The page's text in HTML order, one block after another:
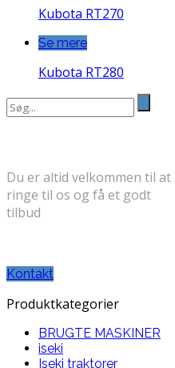
Kubota RT270
Se mere
Kubota RT280
Search
for:
Du er altid velkommen til at
ringe til os og få et godt
tilbud
Kontakt
Produktkategorier
BRUGTE MASKINER
iseki
Iseki traktorer